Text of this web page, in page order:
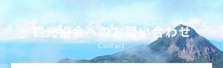
観光協会へのお問い合わせ